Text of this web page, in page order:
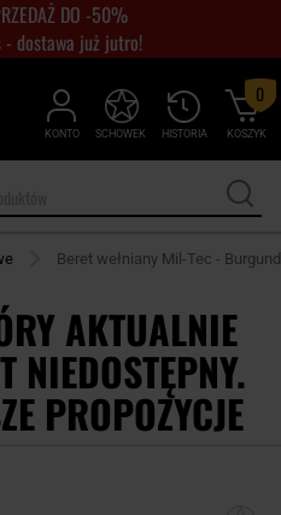
DO -50%
- dostawa już jutro!
KONTO HISTORIA
SCHOWEK KOSZYK
0
Beret wełniany Mil-Tec - Burgund
AKTUALNIE
NIEDOSTĘPNY.
PROPOZYCJE